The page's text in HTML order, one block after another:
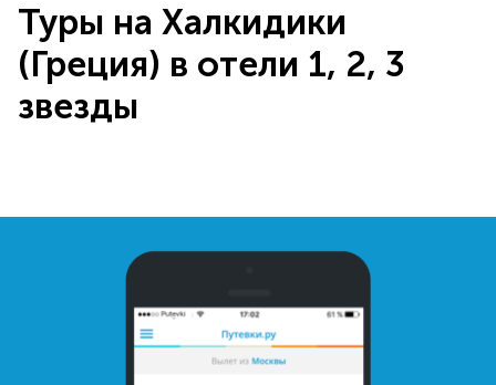
Туры на Халкидики
(Греция) в отели 1, 2, 3
звезды